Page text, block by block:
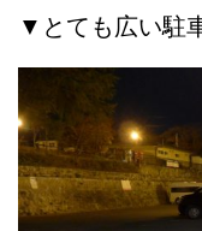
▼とても広い駐